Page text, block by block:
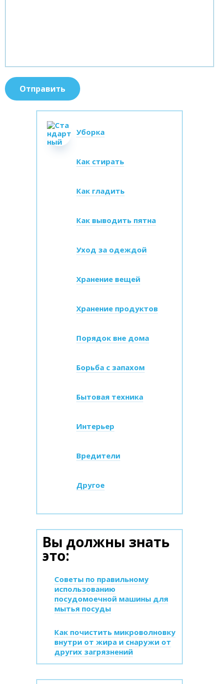
Уборка
Как стирать
Как гладить
Как выводить пятна
Уход за одеждой
Хранение вещей
Хранение продуктов
Порядок вне дома
Борьба с запахом
Бытовая техника
Интерьер
Вредители
Другое
Вы должны знать
это:
Советы по правильному
использованию
посудомоечной машины для
мытья посуды
Как почистить микроволновку
внутри от жира и снаружи от
других загрязнений